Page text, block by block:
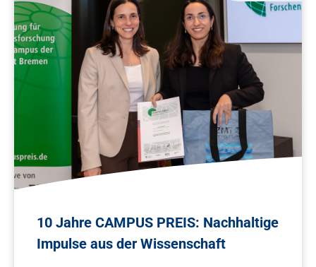
10 Jahre CAMPUS PREIS: Nachhaltige
Impulse aus der Wissenschaft